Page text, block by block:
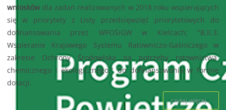
wnioskówdla zadań realizowanych w 2018 roku wspierających
się w priorytety z Listy przedsięwzięć priorytetowych do
dofinansowania przez WFOŚiGW w Kielcach, "B.II.3.
Wspieranie Krajowego Systemu Ratowniczo-Gaśniczego w
zakresie Ochrony Środowiska na potrzeby ratownictwa
chemicznego i ekologicznego." do dofinansowania w formie
dotacji.
czytaj więcej...